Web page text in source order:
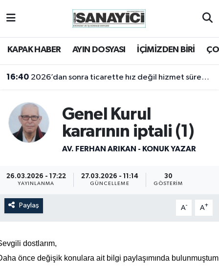
KAPAK HABER AYIN DOSYASI İÇİMİZDEN BİRİ
Genel Kurul
kararının iptali (1)
AV. FERHAN ARIKAN - KONUK YAZAR
26.03.2026 - 17:22
YAYINLANMA
27.03.2026 - 11:14
GÜNCELLEME
30
GÖSTERIM
Paylaş A- A+
dostlarım,
önce değişik konulara ait bilgi paylaşımında
Tekirdağ Nöbetçi Eczaneler
Tekirdağ Trafik Yoğunluk Haritası
Süper Lig Puan Durumu ve Fikstür
Son Dakika Haberleri
Haber Arşivi